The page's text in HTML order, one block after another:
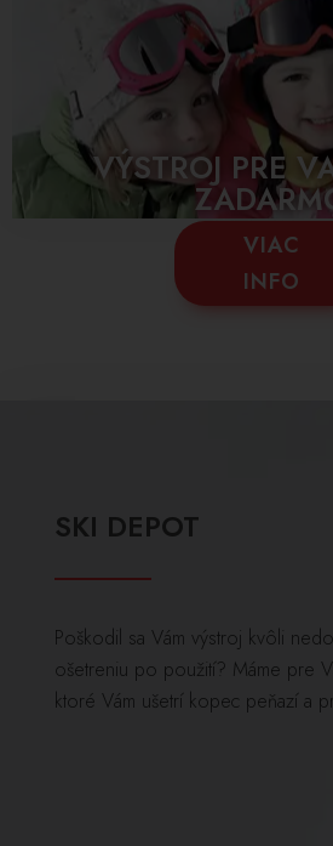
VÝSTROJ PRE
VIAC
INFO
SKI DEPOT
Poškodil sa Vám výstroj kvôli
ošetreniu po použití? Máme pre
ktoré Vám ušetrí kopec peňazí a